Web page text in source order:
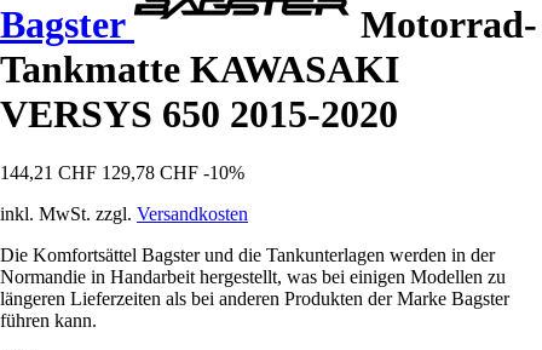
Bagster
Motorrad-
Tankmatte KAWASAKI
VERSYS 650 2015-2020
144,21 CHF 129,78 CHF -10%
inkl. MwSt. zzgl. Versandkosten
Die Komfortsättel Bagster und die Tankunterlagen werden in der
Normandie in Handarbeit hergestellt, was bei einigen Modellen zu
längeren Lieferzeiten als bei anderen Produkten der Marke Bagster
führen kann.